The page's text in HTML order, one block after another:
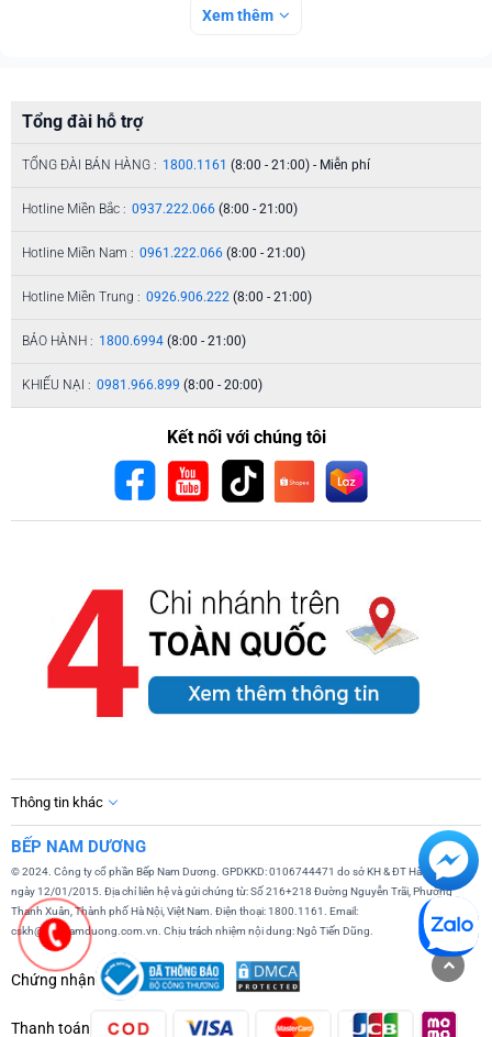
Xem thêm
Tổng đài hỗ trợ
TỔNG ĐÀI BÁN HÀNG : 1800.1161 (8:00 - 21:00) - Miễn phí
Hotline Miền Bắc : 0937.222.066 (8:00 - 21:00)
Hotline Miền Nam : 0961.222.066 (8:00 - 21:00)
Hotline Miền Trung : 0926.906.222 (8:00 - 21:00)
BẢO HÀNH : 1800.6994 (8:00 - 21:00)
KHIẾU NẠI : 0981.966.899 (8:00 - 20:00)
Kết nối với chúng tôi
Thông tin khác
BẾP NAM DƯƠNG
© 2024. Công ty cổ phần Bếp Nam Dương. GPDKKD: 0106744471 do sở KH & ĐT Hà Nội cấp
ngày 12/01/2015. Địa chỉ liên hệ và gửi chứng từ: Số 216+218 Đường Nguyễn Trãi, Phường
Thanh Xuân, Thành phố Hà Nội, Việt Nam. Điện thoại: 1800.1161. Email:
cskh@bepnamduong.com.vn. Chịu trách nhiệm nội dung: Ngô Tiến Dũng.
Chứng nhận
Thanh toán